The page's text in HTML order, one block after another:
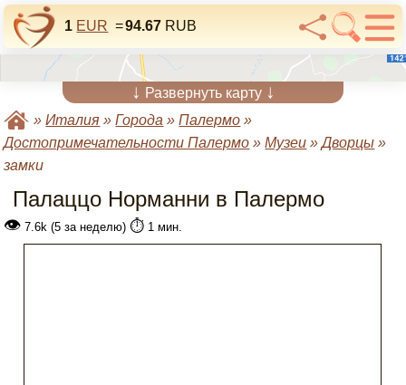
1 EUR =94.67 RUB
↓ Развернуть карту ↓
»Италия »Города »Палермо »
Достопримечательности Палермо »Музеи »Дворцы »
замки
Палаццо Норманни в Палермо
👁 7.6k (5 за неделю) ⏱️ 1 мин.